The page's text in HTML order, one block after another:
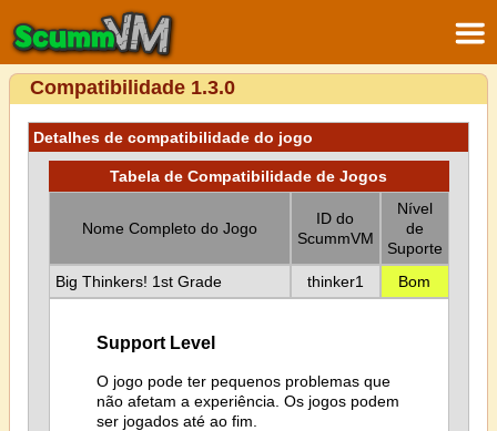
Compatibilidade 1.3.0
Detalhes de compatibilidade do jogo
Tabela de Compatibilidade de Jogos
Nome Completo do Jogo
ID do
ScummVM
Nível
de
Suporte
Big Thinkers! 1st Grade
thinker1 Bom
Support Level
O jogo pode ter pequenos problemas que
não afetam a experiência. Os jogos podem
ser jogados até ao fim.